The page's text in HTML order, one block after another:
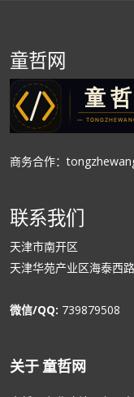
童哲网
商务合作：
联系我们
天津市南开区
天津华苑产业区海泰西
微信/QQ: 739879508
关于 童哲网